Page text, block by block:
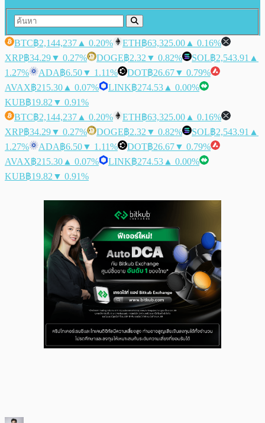
BTC฿2,144,237 ▲ 0.20% ETH฿63,325.00 ▲ 0.16%
XRP฿34.29▼ 0.27% DOGE฿2.32 ▼ 0.82% SOL฿2,543.91 ▲
1.27%
ADA฿6.50▼ 1.11% DOT฿26.67▼ 0.79%
AVAX฿215.30 ▲ 0.07% LINK฿274.53 ▲ 0.00%
KUB฿19.82 ▼ 0.91%
BTC฿2,144,237 ▲ 0.20% ETH฿63,325.00 ▲ 0.16%
XRP฿34.29▼ 0.27% DOGE฿2.32 ▼ 0.82% SOL฿2,543.91 ▲
1.27%
ADA฿6.50▼ 1.11% DOT฿26.67▼ 0.79%
AVAX฿215.30 ▲ 0.07% LINK฿274.53 ▲ 0.00%
KUB฿19.82 ▼ 0.91%